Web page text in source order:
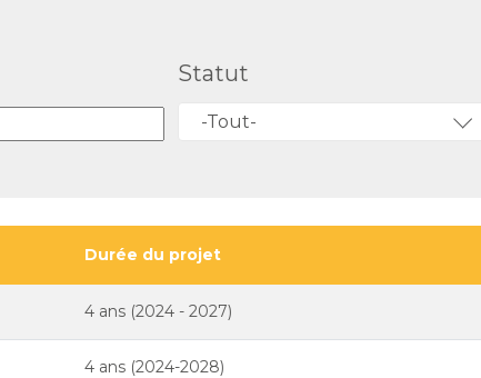
Statut
-Tout-
Durée du projet
4 ans (2024 - 2027)
4 ans (2024-2028)